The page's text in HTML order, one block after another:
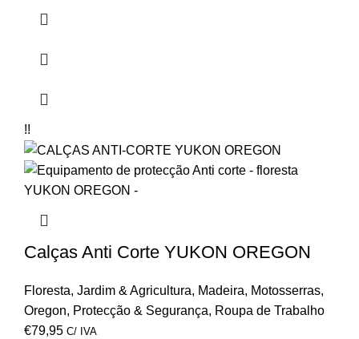
!!
Calças Anti Corte YUKON OREGON
Floresta, Jardim & Agricultura, Madeira, Motosserras,
Oregon, Protecção & Segurança, Roupa de Trabalho
€79,95 C/ IVA